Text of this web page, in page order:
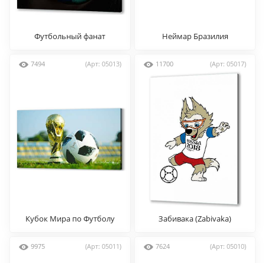
Футбольный фанат Неймар Бразилия
7494 (Арт: 05013)
Кубок Мира по Футболу
11700 (Арт: 05017)
Забивака (Zabivaka)
9975 (Арт: 05011) 7624 (Арт: 05010)